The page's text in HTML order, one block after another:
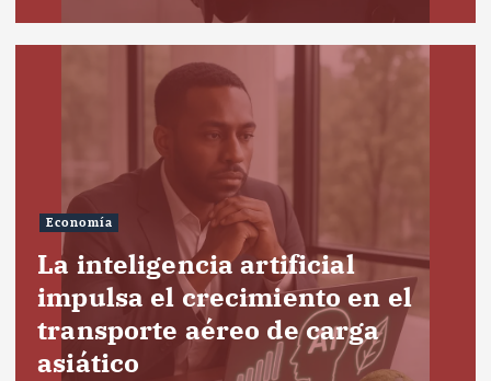
Economía
La inteligencia artificial
impulsa el crecimiento en el
transporte aéreo de carga
asiático